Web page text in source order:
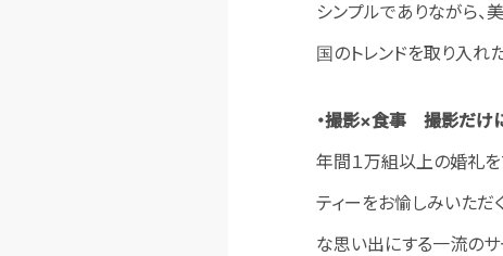
シンプルでありながら、
国のトレンドを取り入れ
・撮影×食事 撮影だけに
年間１万組以上の婚礼を
ティーをお愉しみいただ
な思い出にする一流のサ